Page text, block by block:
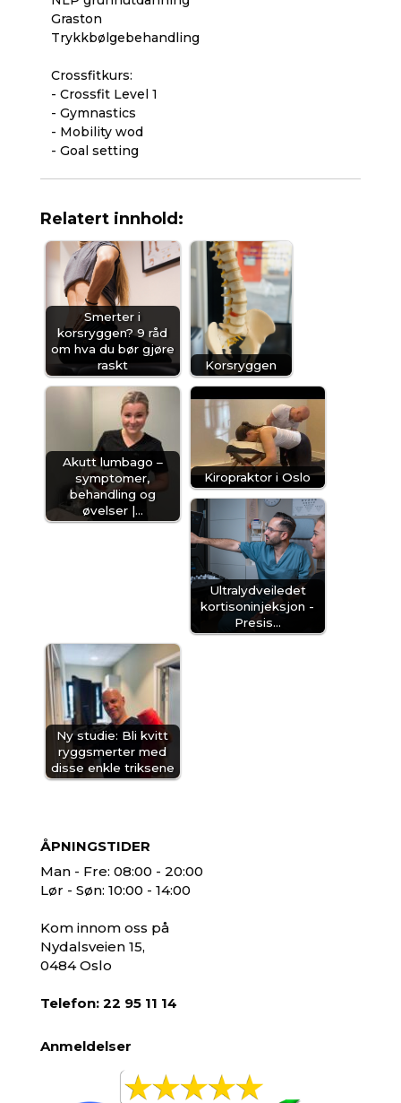
Graston
Trykkbølgebehandling
Crossfitkurs:
- Crossfit Level 1
- Gymnastics
- Mobility wod
- Goal setting
Relatert innhold:
Smerter i
korsryggen? 9 råd
om hva du bør gjøre
raskt
Korsryggen
Akutt lumbago –
symptomer,
behandling og
øvelser |…
Kiropraktor i Oslo
Ultralydveiledet
kortisoninjeksjon -
Presis…
Ny studie: Bli kvitt
rygg­smerter med
disse enkle triksene
ÅPNINGSTIDER
Man - Fre: 08:00 - 20:00
Lør - Søn: 10:00 - 14:00
Kom innom oss på
Nydalsveien 15,
0484 Oslo
Telefon: 22 95 11 14
Anmeldelser